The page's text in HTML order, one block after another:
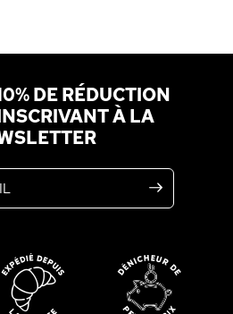
DE RÉDUCTION
À LA